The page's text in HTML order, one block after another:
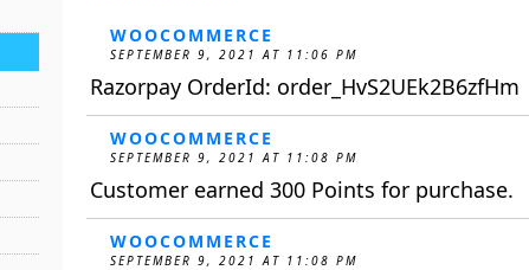
WOOCOMMERCE
SEPTEMBER 9, 2021 AT 11:06 PM
Razorpay OrderId: order_HvS2UEk2B6zfHm
WOOCOMMERCE
SEPTEMBER 9, 2021 AT 11:08 PM
Customer earned 300 Points for purchase.
WOOCOMMERCE
SEPTEMBER 9, 2021 AT 11:08 PM